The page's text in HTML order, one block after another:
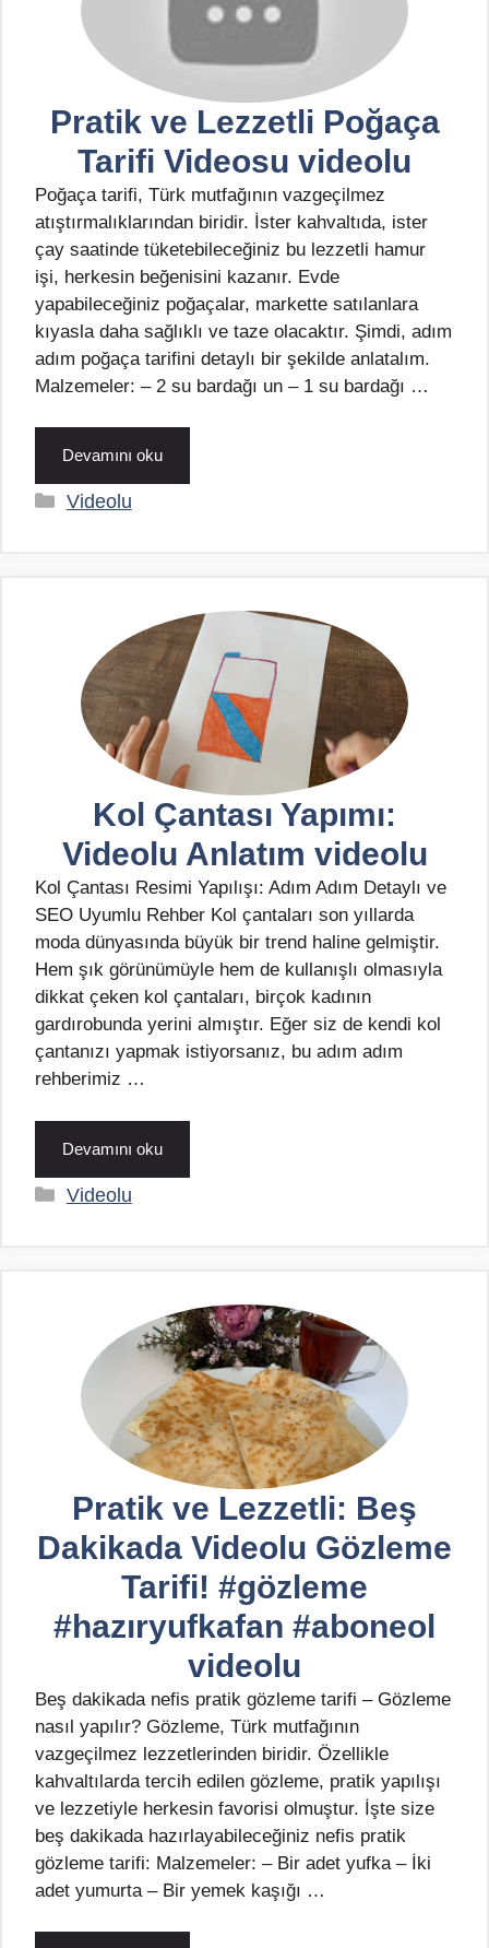
Pratik ve Lezzetli Poğaça
Tarifi Videosu videolu
Poğaça tarifi, Türk mutfağının vazgeçilmez
atıştırmalıklarından biridir. İster kahvaltıda, ister
çay saatinde tüketebileceğiniz bu lezzetli hamur
işi, herkesin beğenisini kazanır. Evde
yapabileceğiniz poğaçalar, markette satılanlara
kıyasla daha sağlıklı ve taze olacaktır. Şimdi, adım
adım poğaça tarifini detaylı bir şekilde anlatalım.
Malzemeler: – 2 su bardağı un – 1 su bardağı …
Devamını oku
Kategoriler
Videolu
Kol Çantası Yapımı:
Videolu Anlatım videolu
Kol Çantası Resimi Yapılışı: Adım Adım Detaylı ve
SEO Uyumlu Rehber Kol çantaları son yıllarda
moda dünyasında büyük bir trend haline gelmiştir.
Hem şık görünümüyle hem de kullanışlı olmasıyla
dikkat çeken kol çantaları, birçok kadının
gardırobunda yerini almıştır. Eğer siz de kendi kol
çantanızı yapmak istiyorsanız, bu adım adım
rehberimiz …
Devamını oku
Kategoriler
Videolu
Pratik ve Lezzetli: Beş
Dakikada Videolu Gözleme
Tarifi! #gözleme
#hazıryufkafan #aboneol
videolu
Beş dakikada nefis pratik gözleme tarifi – Gözleme
nasıl yapılır? Gözleme, Türk mutfağının
vazgeçilmez lezzetlerinden biridir. Özellikle
kahvaltılarda tercih edilen gözleme, pratik yapılışı
ve lezzetiyle herkesin favorisi olmuştur. İşte size
beş dakikada hazırlayabileceğiniz nefis pratik
gözleme tarifi: Malzemeler: – Bir adet yufka – İki
adet yumurta – Bir yemek kaşığı …